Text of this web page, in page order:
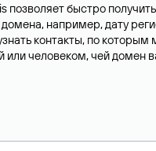
позволяет быстро
например, дату
контакты, по которым
или человеком, чей домен